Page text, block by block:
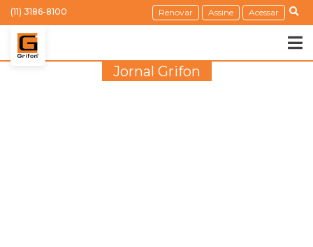
(11) 3186-8100 Renovar Assine Acessar
Jornal Grifon